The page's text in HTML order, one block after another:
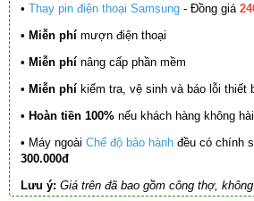
• Thay pin điện thoại Samsung - Đồng giá
• Miễn phí mượn điện thoại
• Miễn phí nâng cấp phần mềm
• Miễn phí kiểm tra, vệ sinh và báo lỗi thiết
• Hoàn tiền 100% nếu khách hàng không
• Máy ngoài Chế độ bảo hành đều có chính
300.000đ
Lưu ý: Giá trên đã bao gồm công thợ,